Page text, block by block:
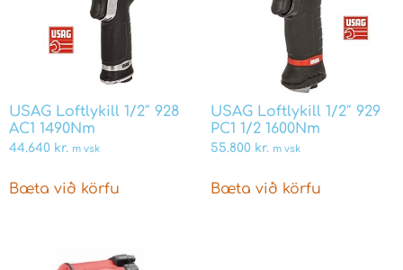
USAG Loftlykill 1/2″ 928
AC1 1490Nm
44.640 kr. m vsk
Bæta við körfu
USAG Loftlykill 1/2″ 929
PC1 1/2 1600Nm
55.800 kr. m vsk
Bæta við körfu